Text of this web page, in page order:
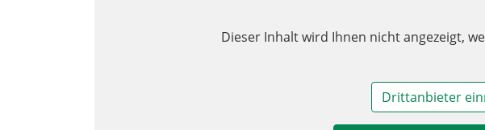
Dieser Inhalt wird Ihnen nicht angezeigt,
Drittanbieter